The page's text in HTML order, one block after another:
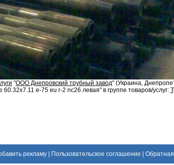
"ООО Днепровский трубный завод" (Украина,
e-75 eu r-2 nc26 левая" в группе товаров/услуг:
рекламу| Пользовательское соглашение Обратная